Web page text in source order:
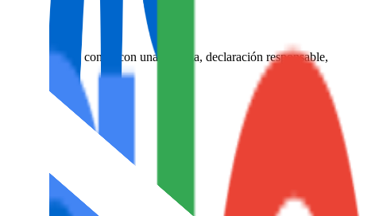
es necesario contar con una licencia, declaración responsable,